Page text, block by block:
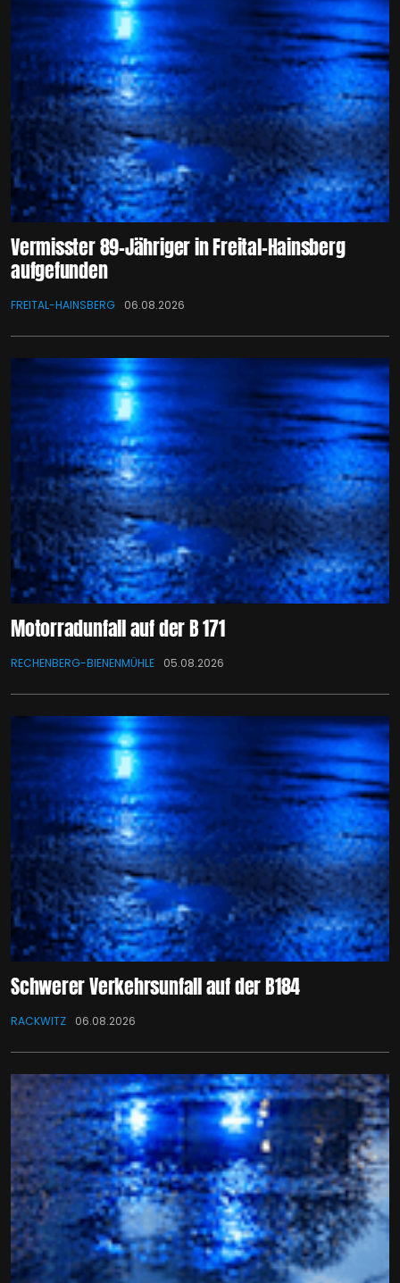
Vermisster 89-Jähriger in Freital-Hainsberg
aufgefunden
FREITAL-HAINSBERG 06.08.2026
Motorradunfall auf der B 171
RECHENBERG-BIENENMÜHLE 05.08.2026
Schwerer Verkehrsunfall auf der B184
RACKWITZ 06.08.2026